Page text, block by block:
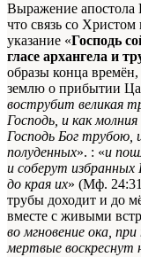
Выражение апостола
что связь со
указание «Господь
гласе архангела и
образы конца
землю о прибытии
вострубит великая
Господь, и как
Господь Бог трубою,
полуденных». : «и
и соберут
до края их» (Мф.
трубы доходит и до
вместе с живыми
во мгновение ока,
мертвые